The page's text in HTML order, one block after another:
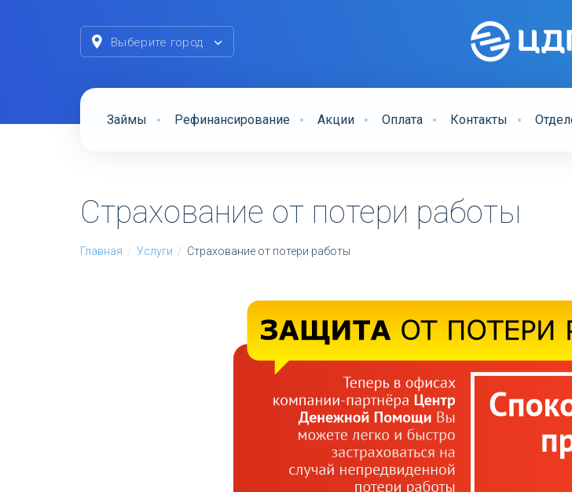
Выберите город
Займы Рефинансирование Акции Оплата Контакты
Страхование от потери работы
Главная / Услуги / Страхование от потери работы